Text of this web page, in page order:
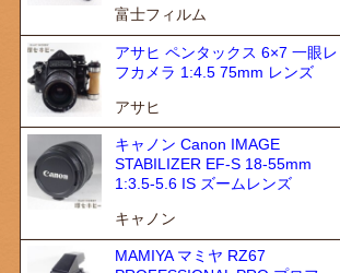
富士フィルム
アサヒ ペンタックス 6×7 一眼レ
フカメラ 1:4.5 75mm レンズ
アサヒ
キャノン Canon IMAGE
STABILIZER EF-S 18-55mm
1:3.5-5.6 IS ズームレンズ
キャノン
MAMIYA マミヤ RZ67